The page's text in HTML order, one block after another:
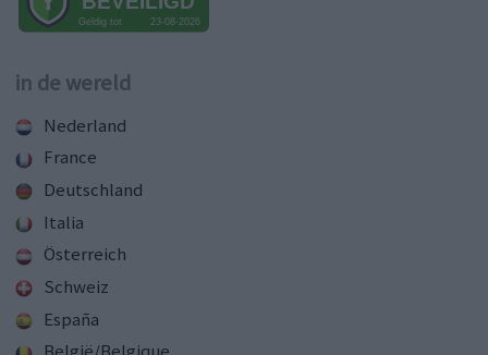
in de wereld
Nederland
France
Deutschland
Italia
Österreich
Schweiz
España